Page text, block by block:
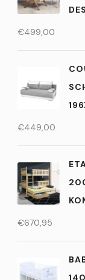
€499,00
€449,00
€670,95